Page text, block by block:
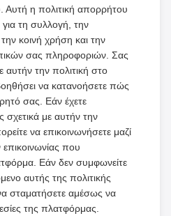
Αυτή η πολιτική απορρήτου
για τη συλλογή, την
κοινή χρήση και την
σας πληροφοριών. Σας
αυτήν την πολιτική στο
να κατανοήσετε πώς
σας. Εάν έχετε
σχετικά με αυτήν την
να επικοινωνήσετε μαζί
που
Εάν δεν συμφωνείτε
αυτής της πολιτικής
σταματήσετε αμέσως να
της πλατφόρμας.